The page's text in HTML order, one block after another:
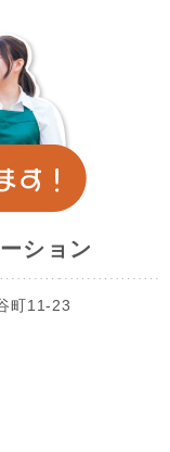
ション
町11-23